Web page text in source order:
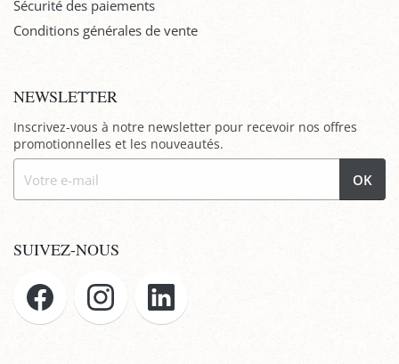
Sécurité des paiements
Conditions générales de vente
NEWSLETTER
Inscrivez-vous à notre newsletter pour recevoir nos offres
promotionnelles et les nouveautés.
OK
SUIVEZ-NOUS